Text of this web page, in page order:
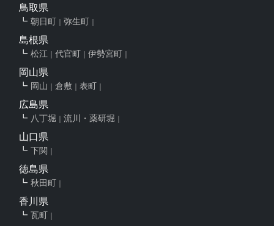
鳥取県
朝日町 弥生町
島根県
松江 代官町 伊勢宮町
岡山県
岡山 倉敷 表町
広島県
八丁堀 流川・薬研堀
山口県
下関
徳島県
秋田町
香川県
瓦町